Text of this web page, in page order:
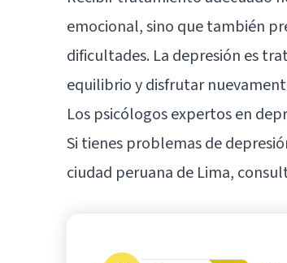
emocional, sino que también
dificultades. La depresión es
equilibrio y disfrutar
Los psicólogos expertos en
Si tienes problemas de
ciudad peruana de Lima,